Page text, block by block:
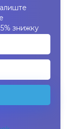
знижку